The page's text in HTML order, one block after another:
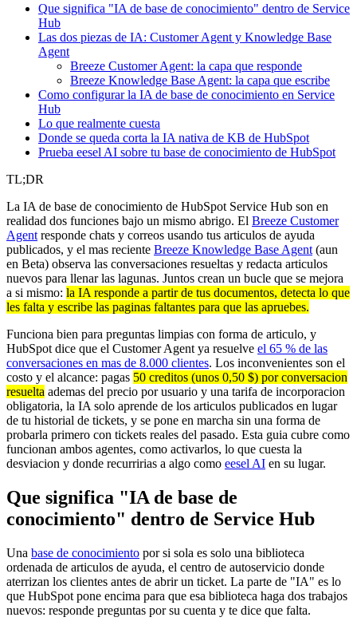
Que significa "IA de base de conocimiento" dentro de Service
Hub
Las dos piezas de IA: Customer Agent y Knowledge Base
Agent
Breeze Customer Agent: la capa que responde
Breeze Knowledge Base Agent: la capa que escribe
Como configurar la IA de base de conocimiento en Service
Hub
Lo que realmente cuesta
Donde se queda corta la IA nativa de KB de HubSpot
Prueba eesel AI sobre tu base de conocimiento de HubSpot
TL;DR
La IA de base de conocimiento de HubSpot Service Hub son en
realidad dos funciones bajo un mismo abrigo. El Breeze Customer
Agent responde chats y correos usando tus articulos de ayuda
publicados, y el mas reciente Breeze Knowledge Base Agent (aun
en Beta) observa las conversaciones resueltas y redacta articulos
nuevos para llenar las lagunas. Juntos crean un bucle que se mejora
a si mismo: la IA responde a partir de tus documentos, detecta lo que
les falta y escribe las paginas faltantes para que las apruebes.
Funciona bien para preguntas limpias con forma de articulo, y
HubSpot dice que el Customer Agent ya resuelve el 65 % de las
conversaciones en mas de 8.000 clientes. Los inconvenientes son el
costo y el alcance: pagas 50 creditos (unos 0,50 $) por conversacion
resuelta ademas del precio por usuario y una tarifa de incorporacion
obligatoria, la IA solo aprende de los articulos publicados en lugar
de tu historial de tickets, y se pone en marcha sin una forma de
probarla primero con tickets reales del pasado. Esta guia cubre como
funcionan ambos agentes, como activarlos, lo que cuesta la
desviacion y donde recurririas a algo como eesel AI en su lugar.
Que significa "IA de base de
conocimiento" dentro de Service Hub
Una base de conocimiento por si sola es solo una biblioteca
ordenada de articulos de ayuda, el centro de autoservicio donde
aterrizan los clientes antes de abrir un ticket. La parte de "IA" es lo
que HubSpot pone encima para que esa biblioteca haga dos trabajos
nuevos: responde preguntas por su cuenta y te dice que falta.